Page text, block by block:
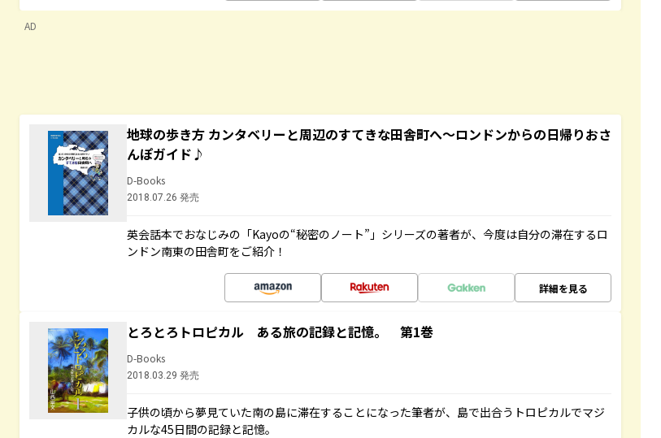
AD
地球の歩き方 カンタベリーと周辺のすてきな田舎町へ～ロンドンからの日帰りおさ
んぽガイド♪
D-Books
2018.07.26 発売
英会話本でおなじみの「Kayoの“秘密のノート”」シリーズの著者が、今度は自分の滞在するロ
ンドン南東の田舎町をご紹介！
詳細を見る
とろとろトロピカル ある旅の記録と記憶。 第1巻
D-Books
2018.03.29 発売
子供の頃から夢見ていた南の島に滞在することになった筆者が、島で出合うトロピカルでマジ
カルな45日間の記録と記憶。